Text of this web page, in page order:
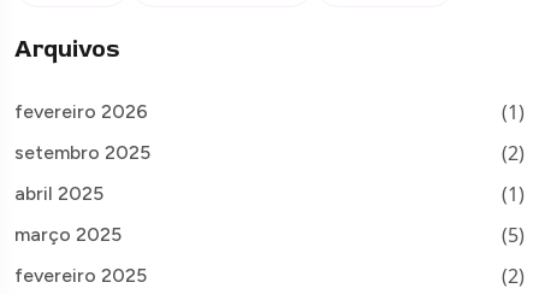
Arquivos
fevereiro 2026 (1)
setembro 2025 (2)
abril 2025 (1)
março 2025 (5)
fevereiro 2025 (2)